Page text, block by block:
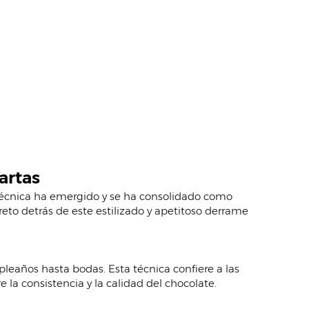
ha emergido y se ha consolidado como
detrás de este estilizado y apetitoso derrame
hasta bodas. Esta técnica confiere a las
la consistencia y la calidad del chocolate.